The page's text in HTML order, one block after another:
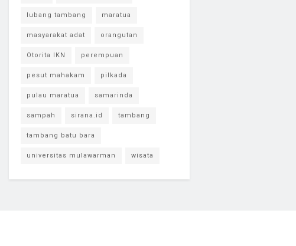
lubang tambang maratua
masyarakat adat orangutan
Otorita IKN perempuan
pesut mahakam pilkada
pulau maratua samarinda
sampah sirana.id tambang
tambang batu bara
universitas mulawarman wisata